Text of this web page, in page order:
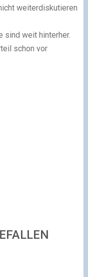
weiterdiskutieren
sind weit hinterher.
schon vor